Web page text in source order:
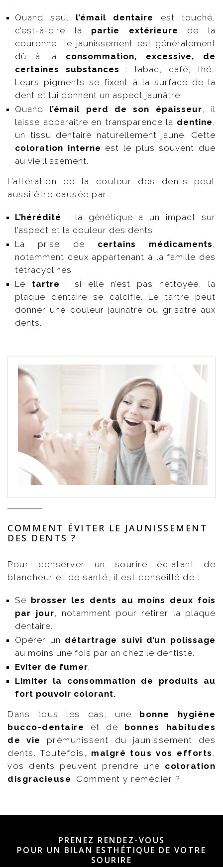
Quand seul l’émail dentaire
est touché,
c’est-à-dire la partie extérieure de la
couronne, le jaunissement est généralement
dû à la consommation, excessive, de
certaines substances : tabac, café, thé…
Leurs pigments se fixent à la surface de la
dent et lui donnent un aspect jaunâtre.
Quand l’émail perd de son épaisseur, il
laisse apparaitre en transparence la dentine ,
un tissu dentaire naturellement jaune. Cette
coloration interne est le plus souvent due
au vieillissement.
L’altération de la couleur des dents peut
aussi être causée par :
L’hérédité : la génétique a un impact sur
l’aspect et la couleur des dents
La prise de certains médicaments ,
notamment ceux appartenant à la famille des
tétracyclines
Le tartre : si elle n’est pas nettoyée, la
plaque dentaire se calcifie. Le tartre peut
donner une couleur jaunâtre ou grisâtre aux
dents.
COMMENT ÉVITER LE JAUNISSEMENT
DES DENTS ?
Pour conserver un sourire éclatant de
blancheur et de santé, il est conseillé de :
Se brosser les dents au moins deux fois
par jour, notamment pour retirer la plaque
dentaire.
Opérer un détartrage suivi d’un polissage
au moins une fois par an chez le dentiste.
Eviter de fumer.
Limiter la consommation de produits au
fort pouvoir colorant.
Dans tous les cas, une bonne hygiène
bucco-dentaire et de bonnes habitudes
de vie
prémunissent du jaunissement des
dents. Toutefois, malgré tous vos efforts ,
vos dents peuvent prendre une coloration
disgracieuse. Comment y remédier ?
PRENEZ RENDEZ-VOUS
POUR UN BILAN ESTHÉTIQUE DE VOTRE
SOURIRE